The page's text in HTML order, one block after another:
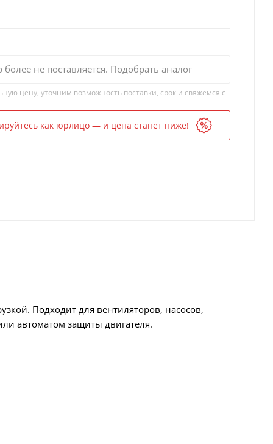
более не поставляется. Подобрать аналог
цену, уточним возможность поставки, срок и свяжемся с
как юрлицо — и цена станет ниже!
Подходит для вентиляторов, насосов,
автоматом защиты двигателя.